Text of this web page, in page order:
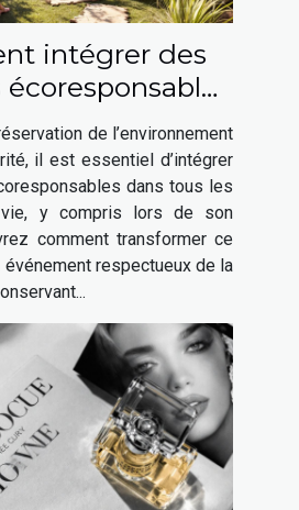
intégrer des
mariage ?
de l’environnement
il est essentiel d’intégrer
dans tous les
y compris lors de son
comment transformer ce
événement respectueux de la